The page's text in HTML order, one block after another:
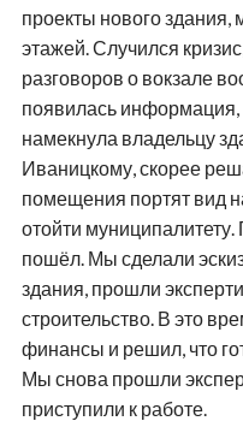
проекты нового здания,
этажей. Случился
разговоров о вокзале
появилась информация,
намекнула владельцу
Иваницкому, скорее
помещения портят вид
отойти
пошёл. Мы сделали
здания, прошли
строительство. В это
финансы и решил, что
Мы снова прошли
приступили к работе.